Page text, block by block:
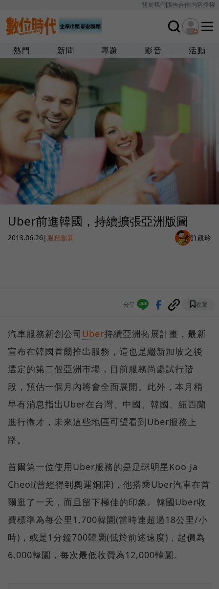
關於我們廣告合作內容授權
熱門 新聞 專題 影音 活動
Uber前進韓國，持續擴張亞洲版圖
2013.06.26| 服務創新 許凱玲
分享 收藏
汽車服務新創公司 Uber持續亞洲拓展計畫，最新
宣布在韓國首爾推出服務，這也是繼新加坡之後
選定的第二個亞洲市場，目前服務尚處試行階
段，預估一個月內將會全面展開。此外，本月稍
早有消息指出Uber在台灣、中國、韓國、紐西蘭
進行徵才，未來這些地區可望看到Uber服務上
路。
首爾第一位使用Uber服務的是足球明星Koo Ja
Cheol(曾經得到奧運銅牌)，他搭乘Uber汽車在首
爾逛了一天，而且留下極佳的印象。韓國Uber收
費標準為每公里1,700韓圜(當時速超過18公里/小
時)，或是1分鐘700韓圜(低於前述速度)，起價為
6,000韓圜，每次最低收費為12,000韓圜。